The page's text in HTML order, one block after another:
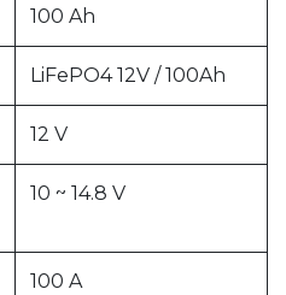
100 Ah
LiFePO4 12V / 100Ah
12 V
10 ~ 14.8 V
100 A